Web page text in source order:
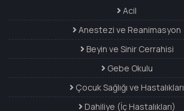
Acil
Anestezi ve Reanimasyon
Beyin ve Sinir Cerrahisi
Gebe Okulu
Çocuk Sağlığı ve Hastalıkları
Dahiliye (İç Hastalıkları)